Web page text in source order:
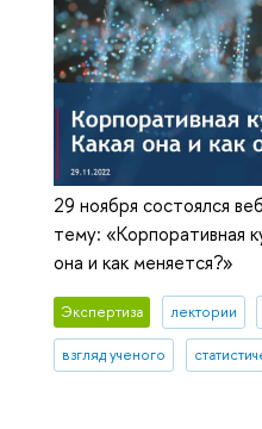
29 ноября состоялся
тему: «Корпоративная
она и как меняется?»
Экспертиза лектории
взгляд ученого